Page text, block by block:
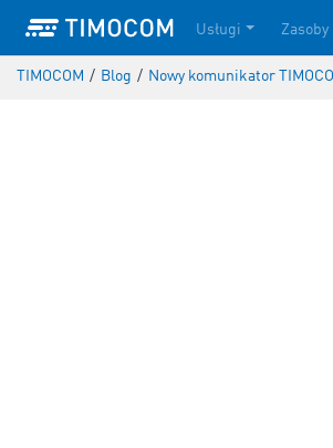
Usługi Zasoby
TIMOCOM / Blog / Nowy komunikator